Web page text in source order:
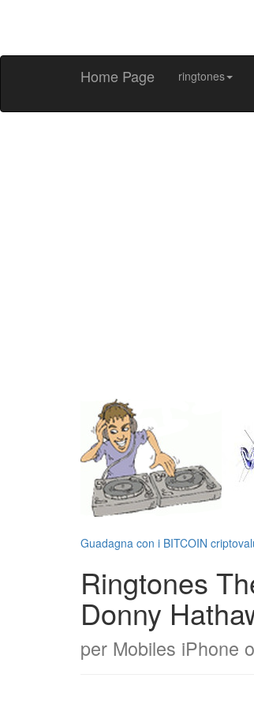
Home Page ringtones
Guadagna con i BITCOIN
Ringtones
Donny
per Mobiles iPhone